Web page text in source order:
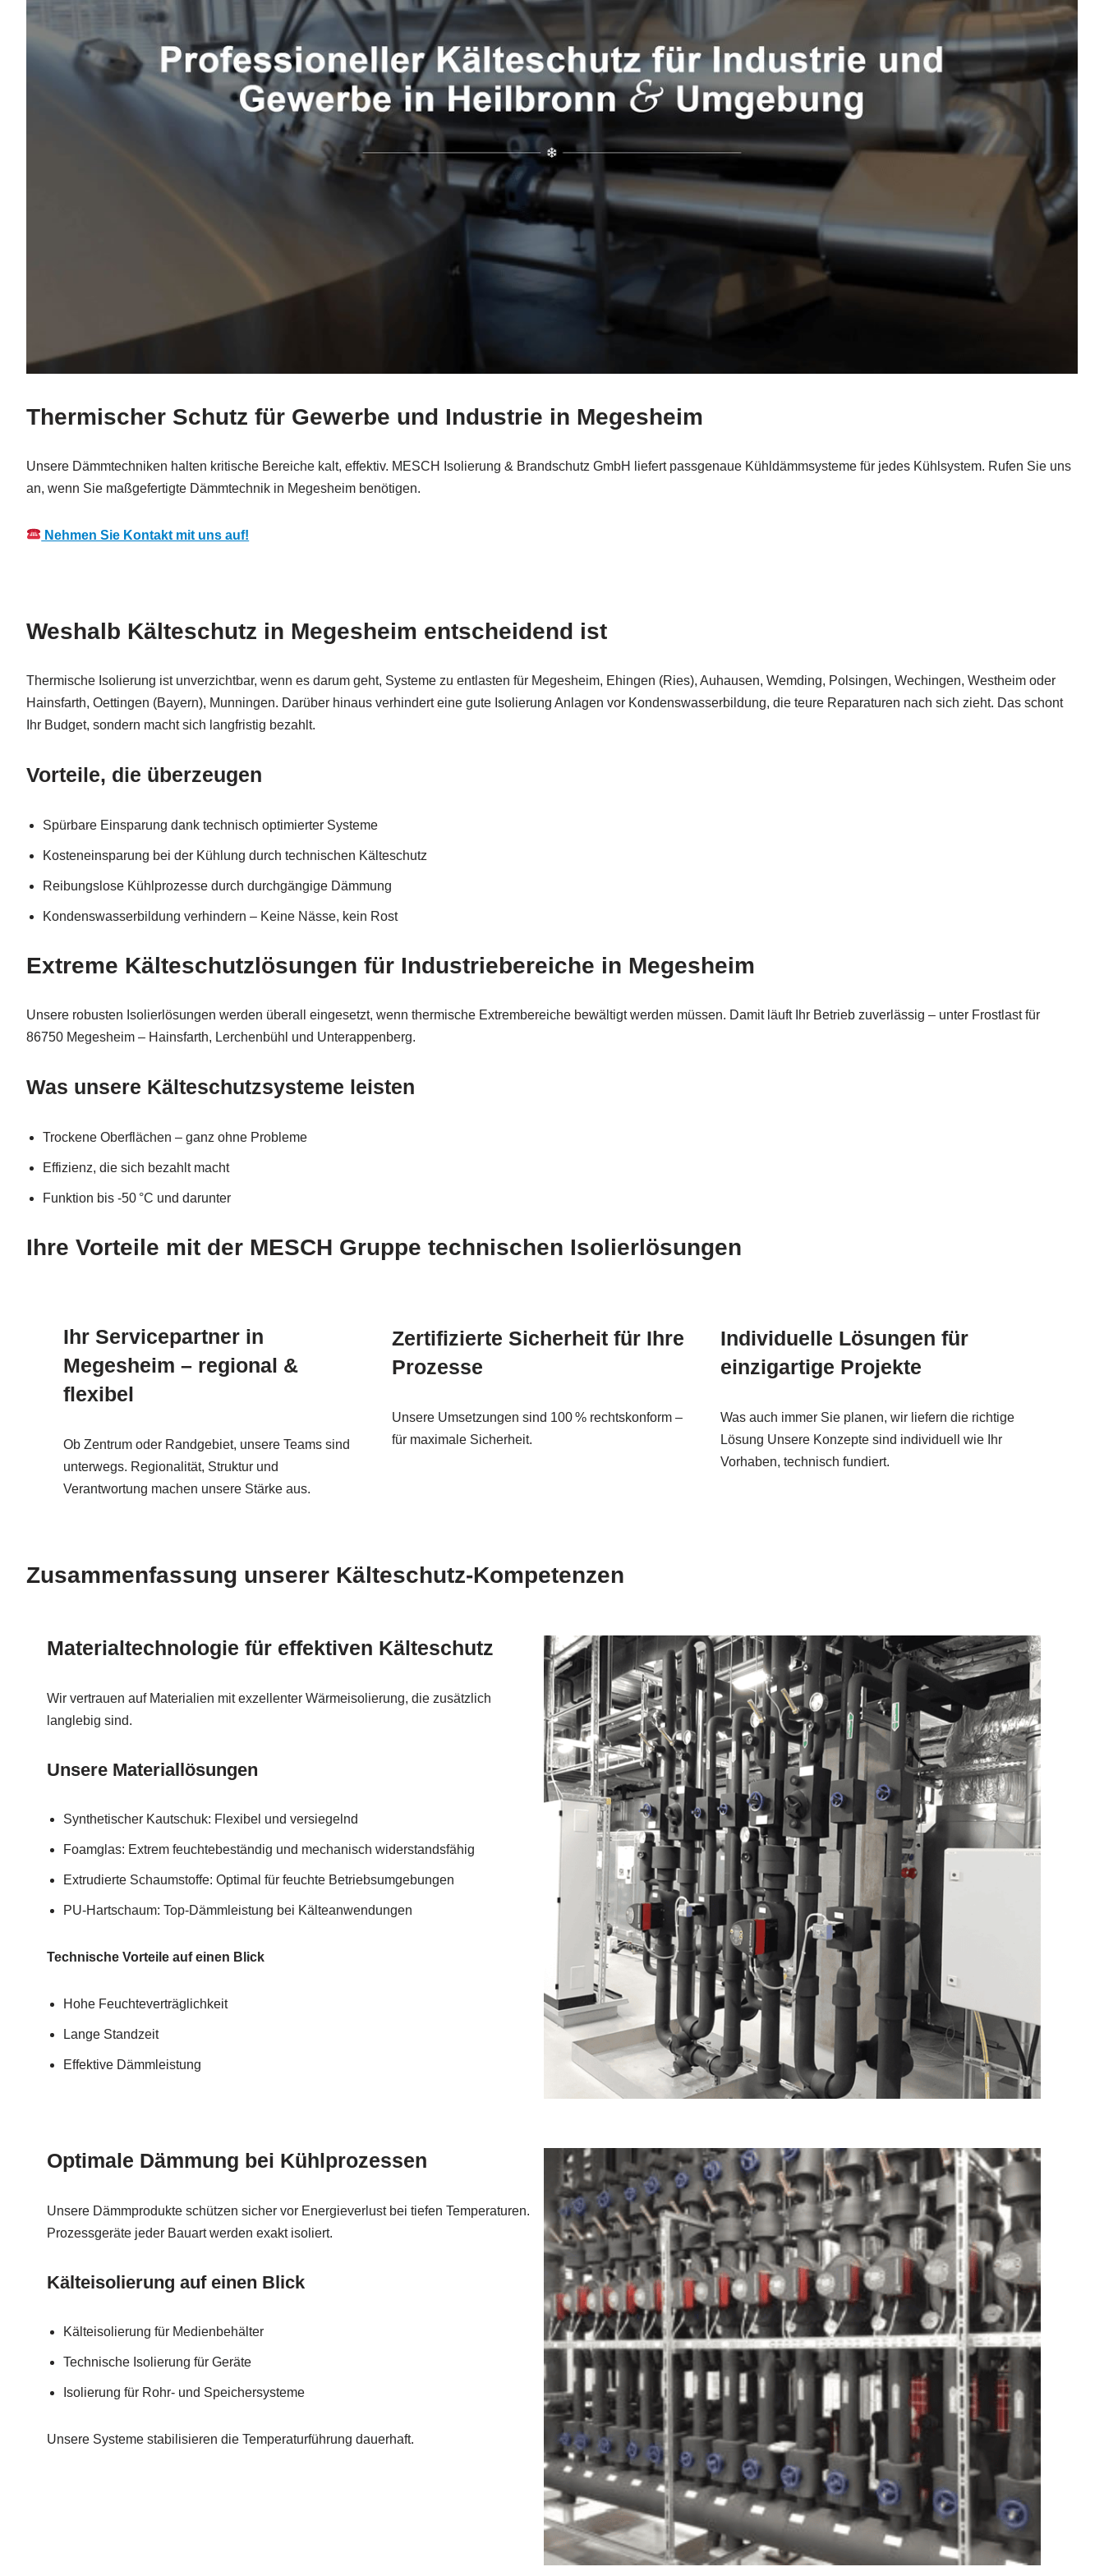
Thermischer Schutz für Gewerbe und Industrie in Megesheim
Unsere Dämmtechniken halten kritische Bereiche kalt, effektiv. MESCH Isolierung & Brandschutz GmbH liefert passgenaue Kühldämmsysteme für jedes Kühlsystem. Rufen Sie uns
an, wenn Sie maßgefertigte Dämmtechnik in Megesheim benötigen.
Nehmen Sie Kontakt mit uns auf!
Weshalb Kälteschutz in Megesheim entscheidend ist
Thermische Isolierung ist unverzichtbar, wenn es darum geht, Systeme zu entlasten für Megesheim, Ehingen (Ries), Auhausen, Wemding, Polsingen, Wechingen, Westheim oder
Hainsfarth, Oettingen (Bayern), Munningen. Darüber hinaus verhindert eine gute Isolierung Anlagen vor Kondenswasserbildung, die teure Reparaturen nach sich zieht. Das schont
Ihr Budget, sondern macht sich langfristig bezahlt.
Vorteile, die überzeugen
Spürbare Einsparung dank technisch optimierter Systeme
Kosteneinsparung bei der Kühlung durch technischen Kälteschutz
Reibungslose Kühlprozesse durch durchgängige Dämmung
Kondenswasserbildung verhindern – Keine Nässe, kein Rost
Extreme Kälteschutzlösungen für Industriebereiche in Megesheim
Unsere robusten Isolierlösungen werden überall eingesetzt, wenn thermische Extrembereiche bewältigt werden müssen. Damit läuft Ihr Betrieb zuverlässig – unter Frostlast für
86750 Megesheim – Hainsfarth, Lerchenbühl und Unterappenberg.
Was unsere Kälteschutzsysteme leisten
Trockene Oberflächen – ganz ohne Probleme
Effizienz, die sich bezahlt macht
Funktion bis -50 °C und darunter
Ihre Vorteile mit der MESCH Gruppe technischen Isolierlösungen
Ihr Servicepartner in
Megesheim – regional &
flexibel
Ob Zentrum oder Randgebiet, unsere Teams sind
unterwegs. Regionalität, Struktur und
Verantwortung machen unsere Stärke aus.
Zertifizierte Sicherheit für Ihre
Prozesse
Unsere Umsetzungen sind 100 % rechtskonform –
für maximale Sicherheit.
Individuelle Lösungen für
einzigartige Projekte
Was auch immer Sie planen, wir liefern die richtige
Lösung Unsere Konzepte sind individuell wie Ihr
Vorhaben, technisch fundiert.
Zusammenfassung unserer Kälteschutz-Kompetenzen
Materialtechnologie für effektiven Kälteschutz
Wir vertrauen auf Materialien mit exzellenter Wärmeisolierung, die zusätzlich
langlebig sind.
Unsere Materiallösungen
Synthetischer Kautschuk: Flexibel und versiegelnd
Foamglas: Extrem feuchtebeständig und mechanisch widerstandsfähig
Extrudierte Schaumstoffe: Optimal für feuchte Betriebsumgebungen
PU-Hartschaum: Top-Dämmleistung bei Kälteanwendungen
Technische Vorteile auf einen Blick
Hohe Feuchteverträglichkeit
Lange Standzeit
Effektive Dämmleistung
Optimale Dämmung bei Kühlprozessen
Unsere Dämmprodukte schützen sicher vor Energieverlust bei tiefen Temperaturen.
Prozessgeräte jeder Bauart werden exakt isoliert.
Kälteisolierung auf einen Blick
Kälteisolierung für Medienbehälter
Technische Isolierung für Geräte
Isolierung für Rohr- und Speichersysteme
Unsere Systeme stabilisieren die Temperaturführung dauerhaft.